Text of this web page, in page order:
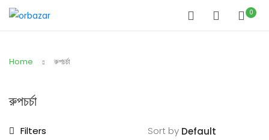
0
Home রুপচর্চা
রুপচর্চা
Filters Sort by